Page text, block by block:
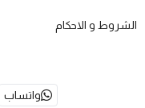
الشروط و الاحكام
واتساب